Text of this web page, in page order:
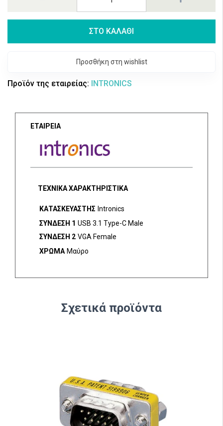
ΣΤΟ ΚΑΛΑΘΙ
Προσθήκη στη wishlist
Προϊόν της εταιρείας: INTRONICS
ΕΤΑΙΡΕΙΑ
ΤΕΧΝΙΚΑ ΧΑΡΑΚΤΗΡΙΣΤΙΚΑ
ΚΑΤΑΣΚΕΥΑΣΤΗΣ Intronics
ΣΥΝΔΕΣΗ 1 USB 3.1 Type-C Male
ΣΥΝΔΕΣΗ 2 VGA Female
ΧΡΩΜΑ Μαύρο
Σχετικά προϊόντα